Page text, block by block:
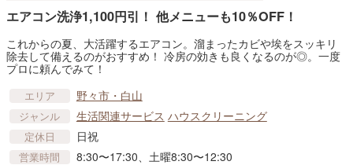
エアコン洗浄1,100円引！ 他メニューも10％OFF！
これからの夏、大活躍するエアコン。溜まったカビや埃をスッキリ
除去して備えるのがおすすめ！ 冷房の効きも良くなるのが◎。一度
プロに頼んでみて！
エリア 野々市・白山
ジャンル 生活関連サービス ハウスクリーニング
定休日 日祝
営業時間 8:30〜17:30、土曜8:30〜12:30